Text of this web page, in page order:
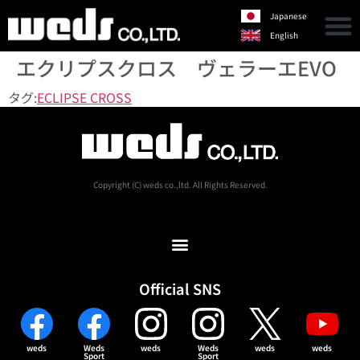
Japanese
English
エクリプスクロス ヴェラーエEVO
タグ:ECLIPSE CROSS
Copyright (C) weds co.,ltd. All Rights Reserved.
Official SNS
weds Weds
Sport
weds Weds
Sport
weds weds